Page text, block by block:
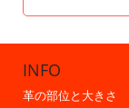
INFO
革の部位と大きさ